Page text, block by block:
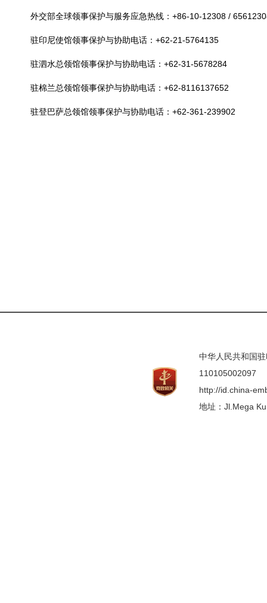
外交部全球领事保护与服务应急热线：+86-10-12308 /
驻印尼使馆领事保护与协助电话：+62-21-5764135
驻泗水总领馆领事保护与协助电话：+62-31-5678284
驻棉兰总领馆领事保护与协助电话：+62-8116137652
驻登巴萨总领馆领事保护与协助电话：+62-361-239902
中华人民共和国
110105002097
http://id.china-
地址：Jl.Mega